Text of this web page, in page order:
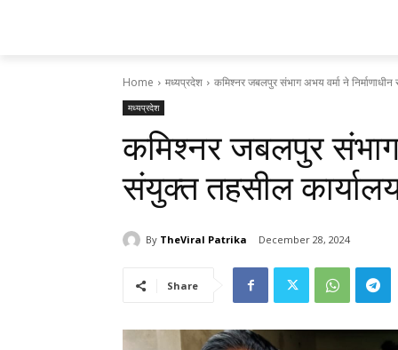
Home मध्यप्रदेश कमिश्नर जबलपुर संभाग अभय वर्मा ने
मध्यप्रदेश
कमिश्नर जबलपुर संभाग
संयुक्त तहसील कार्यालय
By TheViral Patrika December 28, 2024
Share